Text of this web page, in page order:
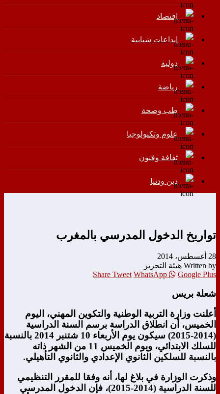
اقتصاد
إبداعات شبابية
دولية
رياضة
طب وصحة
علوم وتكنولوجيا
ثقافة وفنون
دين ودنيا
تواريخ الدخول المدرسي بالمغرب
28 أغسطس، 2014
Written by هيئة التحرير
Share Tweet WhatsApp Google Plus
شعلة بريس
أعلنت وزارة التربية الوطنية والتكوين المهني، اليوم
الخميس، أن انطلاق الدراسة برسم السنة الدراسية
(2014-2015) سيكون يوم الأربعاء 10 شتنبر 2014 بالنسبة
للسلك الابتدائي، ويوم الخميس 11 من الشهر ذاته
بالنسبة للسلكين الثانوي الإعدادي والثانوي التأهيلي.
وذكرت الوزارة في بلاغ لها، أنه وفقا للمقرر التنظيمي
للسنة الدراسية (2014-2015)، فإن الدخول المدرسي